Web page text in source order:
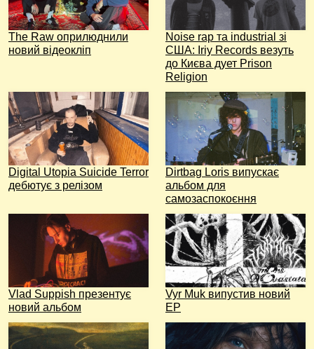
The Raw оприлюднили
новий відеокліп
Noise rap та industrial зі
США: Iriy Records везуть
до Києва дует Prison
Religion
Digital Utopia Suicide Terror
дебютує з релізом
Dirtbag Loris випускає
альбом для
самозаспокоєння
Vlad Suppish презентує
новий альбом
Vyr Muk випустив новий
EP